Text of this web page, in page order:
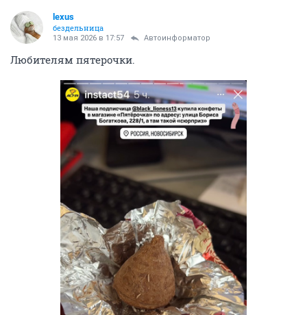
lexus
бездельница
13 мая 2026 в 17:57 Автоинформатор
Любителям пятерочки.